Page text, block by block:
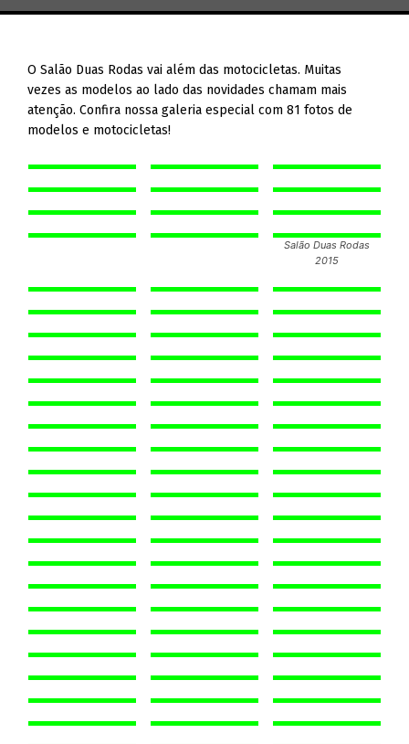
O Salão Duas Rodas vai além das motocicletas. Muitas
vezes as modelos ao lado das novidades chamam mais
atenção. Confira nossa galeria especial com 81 fotos de
modelos e motocicletas!
Salão Duas Rodas
2015